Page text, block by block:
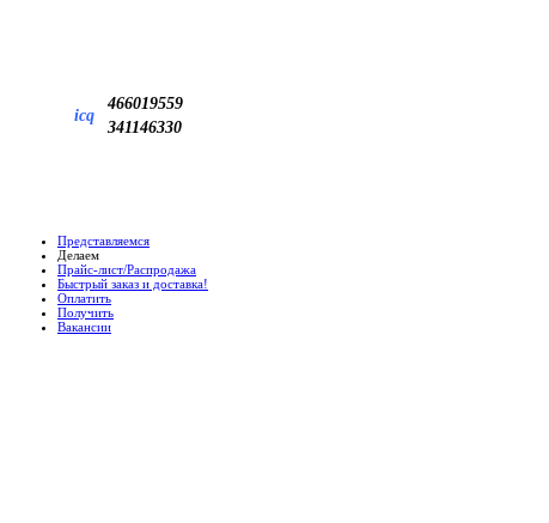
icq
466019559
341146330
Представляемся
Делаем
Прайс-лист/Распродажа
Быстрый заказ и доставка!
Оплатить
Получить
Вакансии